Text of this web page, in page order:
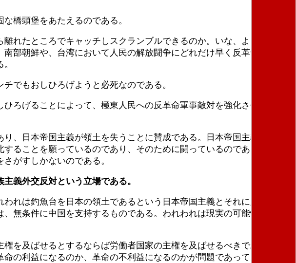
橋頭堡をあたえるのである。
れたところでキャッチしスクランブルできるのか。いな、より重要な
部朝鮮や、台湾において人民の解放闘争にどれだけ早く反革命の軍事
でもおしひろげようと必死なのである。
ろげることによって、極東人民への反革命軍事敵対を強化させるとと
、日本帝国主義が領土を失うことに賛成である。日本帝国主義が世界
ることを願っているのであり、そのために闘っているのである。アジ
がすしかないのである。
義外交反対という立場である。
れは釣魚台を日本の領土であるという日本帝国主義とそれに屈服した
無条件に中国を支持するものである。われわれは現実の可能性のなか
を及ばせるとするならば労働者国家の主権を及ばせるべきである。釣
の利益になるのか、革命の不利益になるのかが問題であって、それが